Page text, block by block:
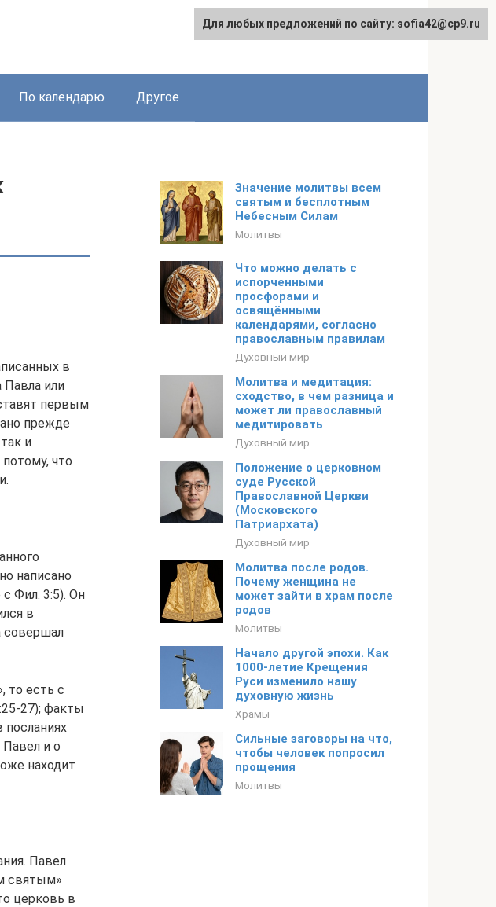
По календарю Другое
в
Павла или
первым
прежде
и
что
написано
Фил. 3:5). Он
в
совершал
то есть с
27); факты
Павел и о
находит
Павел
святым»
церковь в
Значение молитвы всем
святым и бесплотным
Небесным Силам
Молитвы
Что можно делать с
испорченными
просфорами и
освящёнными
календарями, согласно
православным правилам
Духовный мир
Молитва и медитация:
сходство, в чем разница и
может ли православный
медитировать
Духовный мир
Положение о церковном
суде Русской
Православной Церкви
(Московского
Патриархата)
Духовный мир
Молитва после родов.
Почему женщина не
может зайти в храм после
родов
Молитвы
Начало другой эпохи. Как
1000-летие Крещения
Руси изменило нашу
духовную жизнь
Храмы
Сильные заговоры на что,
чтобы человек попросил
прощения
Молитвы
Для любых предложений по сайту: sofia42@cp9.ru